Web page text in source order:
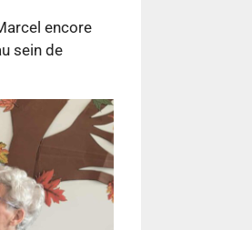
encore
sein de